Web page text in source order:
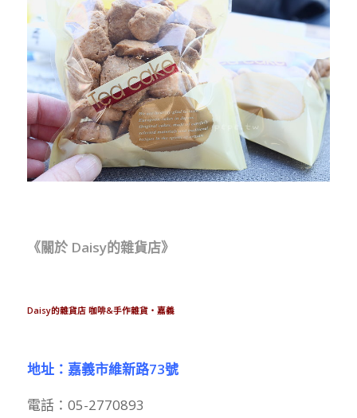
《關於 Daisy的雜貨店》
Daisy的雜貨店 咖啡&手作雜貨‧嘉義
地址：嘉義市維新路73號
電話：05-2770893